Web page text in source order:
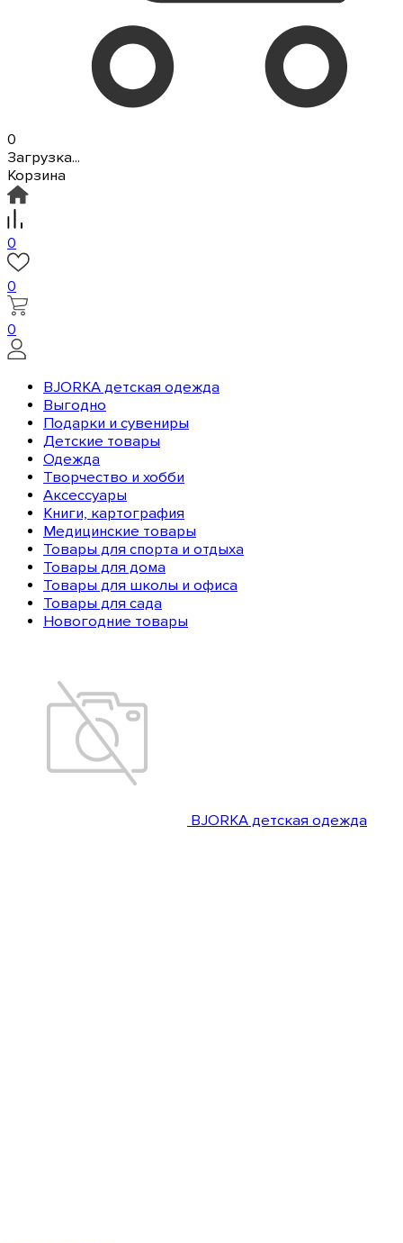
0
Загрузка...
Корзина
0
0
0
BJORKA детская одежда
Выгодно
Подарки и сувениры
Детские товары
Одежда
Творчество и хобби
Аксессуары
Книги, картография
Медицинские товары
Товары для спорта и отдыха
Товары для дома
Товары для школы и офиса
Товары для сада
Новогодние товары
BJORKA детская одежда